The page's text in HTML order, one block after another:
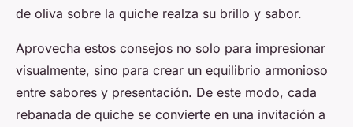
de oliva sobre la quiche realza su brillo y sabor.
Aprovecha estos consejos no solo para impresionar
visualmente, sino para crear un equilibrio armonioso
entre sabores y presentación. De este modo, cada
rebanada de quiche se convierte en una invitación a